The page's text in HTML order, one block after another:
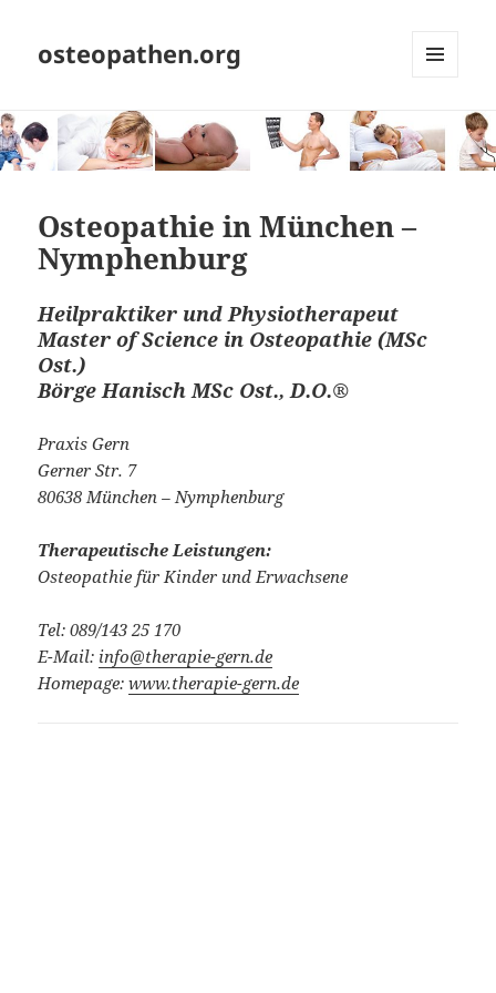
osteopathen.org
WIDGETS
Osteopathie in München –
Nymphenburg
Heilpraktiker und Physiotherapeut
Master of Science in Osteopathie (MSc
Ost.)
Börge Hanisch MSc Ost., D.O.®
Praxis Gern
Gerner Str. 7
80638 München – Nymphenburg
Therapeutische Leistungen:
Osteopathie für Kinder und Erwachsene
Tel: 089/143 25 170
E-Mail: info@therapie-gern.de
Homepage:www.therapie-gern.de